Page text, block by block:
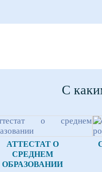
С
АТТЕСТАТ О
СРЕДНЕМ
ОБРАЗОВАНИИ